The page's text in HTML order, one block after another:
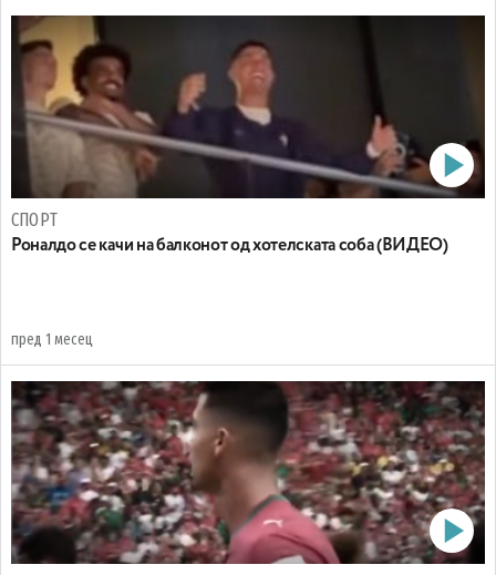
СПОРТ
Роналдо се качи на балконот од хотелската соба (ВИДЕО)
пред 1 месец